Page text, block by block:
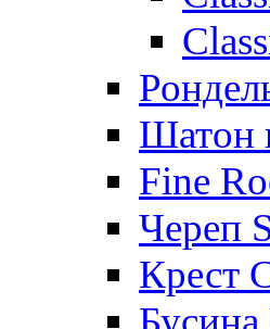
Шатон
Fine
Череп
Крест